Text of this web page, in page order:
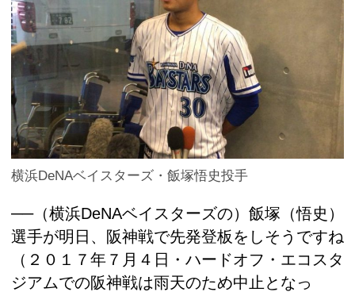
横浜DeNAベイスターズ・飯塚悟史投手
──（横浜DeNAベイスターズの）飯塚（悟史）
選手が明日、阪神戦で先発登板をしそうですね
（２０１７年７月４日・ハードオフ・エコスタ
ジアムでの阪神戦は雨天のため中止となっ